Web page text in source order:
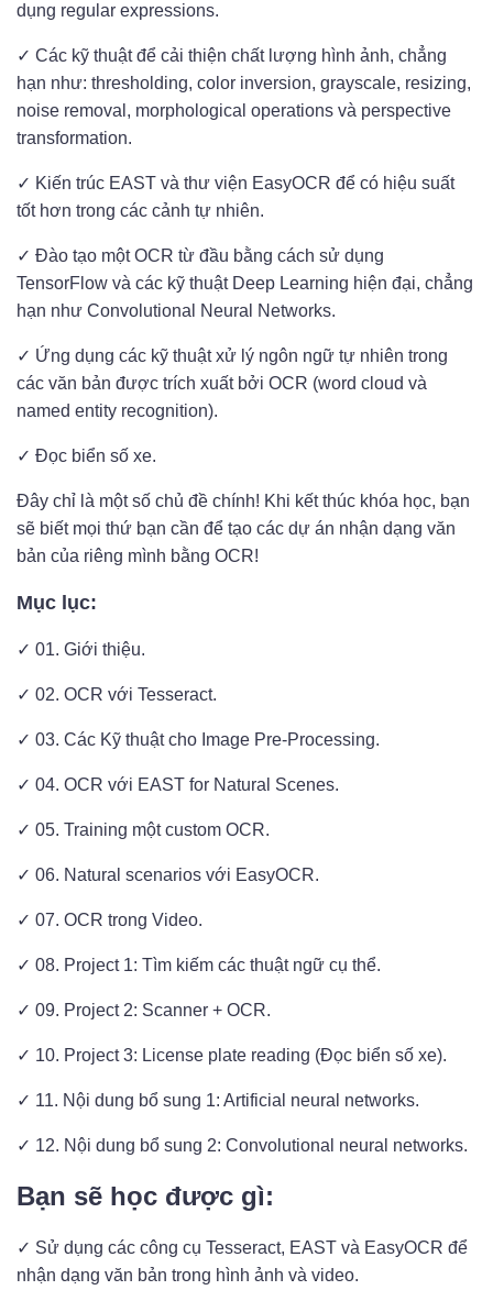
dụng regular expressions.
✓ Các kỹ thuật để cải thiện chất lượng hình ảnh, chẳng
hạn như: thresholding, color inversion, grayscale, resizing,
noise removal, morphological operations và perspective
transformation.
✓ Kiến trúc EAST và thư viện EasyOCR để có hiệu suất
tốt hơn trong các cảnh tự nhiên.
✓ Đào tạo một OCR từ đầu bằng cách sử dụng
TensorFlow và các kỹ thuật Deep Learning hiện đại, chẳng
hạn như Convolutional Neural Networks.
✓ Ứng dụng các kỹ thuật xử lý ngôn ngữ tự nhiên trong
các văn bản được trích xuất bởi OCR (word cloud và
named entity recognition).
✓ Đọc biển số xe.
Đây chỉ là một số chủ đề chính! Khi kết thúc khóa học, bạn
sẽ biết mọi thứ bạn cần để tạo các dự án nhận dạng văn
bản của riêng mình bằng OCR!
Mục lục:
✓ 01. Giới thiệu.
✓ 02. OCR với Tesseract.
✓ 03. Các Kỹ thuật cho Image Pre-Processing.
✓ 04. OCR với EAST for Natural Scenes.
✓ 05. Training một custom OCR.
✓ 06. Natural scenarios với EasyOCR.
✓ 07. OCR trong Video.
✓ 08. Project 1: Tìm kiếm các thuật ngữ cụ thể.
✓ 09. Project 2: Scanner + OCR.
✓ 10. Project 3: License plate reading (Đọc biển số xe).
✓ 11. Nội dung bổ sung 1: Artificial neural networks.
✓ 12. Nội dung bổ sung 2: Convolutional neural networks.
Bạn sẽ học được gì:
✓ Sử dụng các công cụ Tesseract, EAST và EasyOCR để
nhận dạng văn bản trong hình ảnh và video.